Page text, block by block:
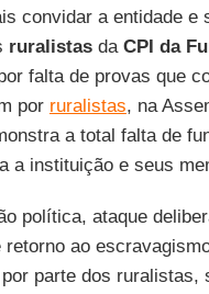
convidar a entidade e
ruralistasda CPI da
falta de provas que
por ruralistas, na
a total falta de
a instituição e seus
política, ataque
ao
parte dos ruralistas,